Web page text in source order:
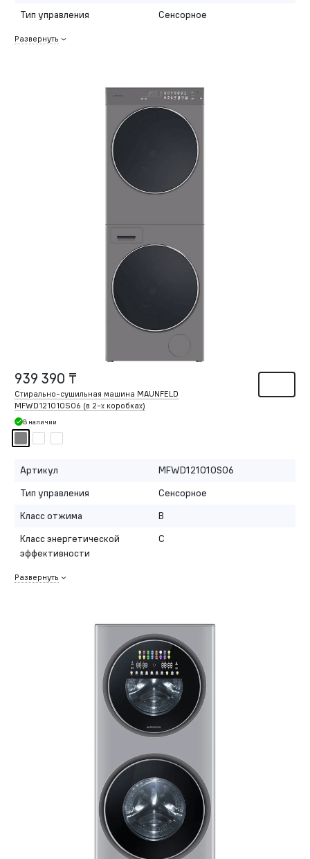
Тип управления
Сенсорное
Развернуть
939 390 ₸
Стирально-сушильная машина MAUNFELD
MFWD121010S06 (в 2-хкоробках)
В наличии
Артикул
MFWD121010S06
Тип управления
Сенсорное
Класс отжима
B
Класс энергетической
эффективности
C
Развернуть